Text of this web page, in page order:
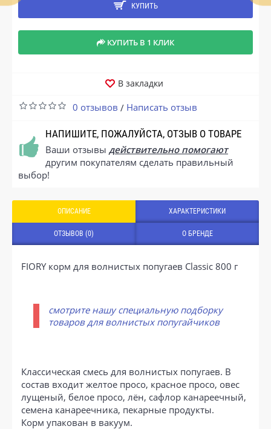
КУПИТЬ
КУПИТЬ В 1 КЛИК
В закладки
0 отзывов / Написать отзыв
НАПИШИТЕ, ПОЖАЛУЙСТА, ОТЗЫВ О ТОВАРЕ
Ваши отзывы действительно помогают
другим покупателям сделать правильный
выбор!
ОПИСАНИЕ ХАРАКТЕРИСТИКИ
ОТЗЫВОВ (0) О БРЕНДЕ
FIORY корм для волнистых попугаев Classic 800 г
смотрите нашу специальную подборку
товаров для волнистых попугайчиков
Классическая смесь для волнистых попугаев. В
состав входит желтое просо, красное просо, овес
лущеный, белое просо, лён, сафлор канареечный,
семена канареечника, пекарные продукты.
Корм упакован в вакуум.